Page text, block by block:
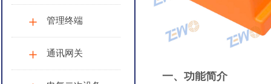
管理终端
通讯网关
一、功能简介